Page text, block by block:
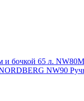
и бочкой 65 л. NW80M
NORDBERG NW90